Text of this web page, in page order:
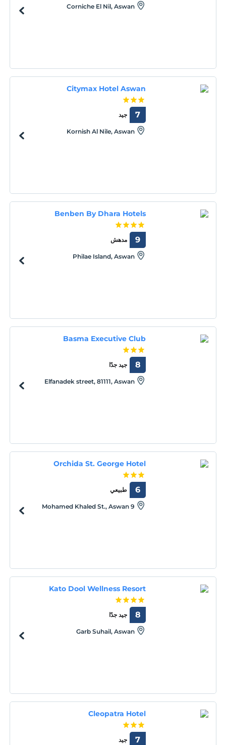
Corniche El Nil, Aswan
Citymax Hotel Aswan
جيد 7
Kornish Al Nile, Aswan
Benben By Dhara Hotels
مدهش 9
Philae Island, Aswan
Basma Executive Club
جيد جدًا 8
Elfanadek street, 81111, Aswan
Orchida St. George Hotel
طبيعي 6
9 Mohamed Khaled St., Aswan
Kato Dool Wellness Resort
جيد جدًا 8
Garb Suhail, Aswan
Cleopatra Hotel
جيد 7